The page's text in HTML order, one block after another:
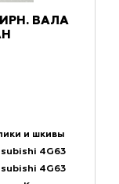
ВАЛА
и шкивы
4G63
4G63